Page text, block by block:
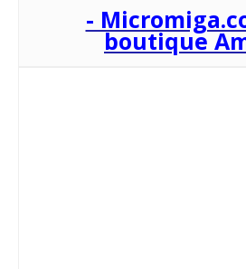
-
boutique